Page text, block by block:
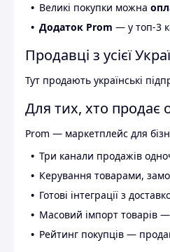
Великі покупки можна
Додаток Prom — у топ-3
Продавці з усієї
Тут продають українські
Для тих, хто продає
Prom — маркетплейс для
Три канали продажів
Керування товарами,
Готові інтеграції з
Масовий імпорт товарів
Рейтинг покупців —